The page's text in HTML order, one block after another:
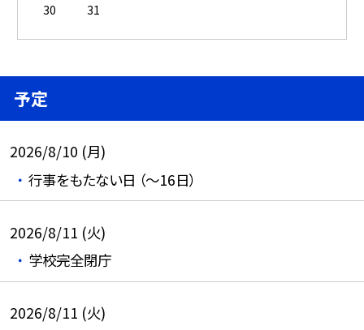
30
31
予定
2026/8/10 (月)
行事をもたない日 （～16日）
2026/8/11 (火)
学校完全閉庁
2026/8/11 (火)